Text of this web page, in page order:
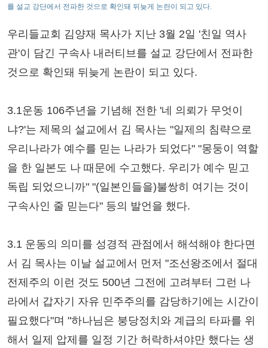
를 설교 강단에서 전파한 것으로 확인돼 뒤늦게 논란이 되고 있다.
우리들교회 김양재 목사가 지난 3월 2일 '친일 역사
관'이 담긴 구속사 내러티브를 설교 강단에서 전파한
것으로 확인돼 뒤늦게 논란이 되고 있다.
3.1운동 106주년을 기념해 전한 '네 의뢰가 무엇이
냐?'는 제목의 설교에서 김 목사는 "일제의 침략으로
우리나라가 예수를 믿는 나라가 되었다" "몽둥이 역할
을 한 일본도 나 때문에 수고했다. 우리가 예수 믿고
독립 되었으니까" "(일본인들을)불쌍히 여기는 것이
구속사인 줄 믿는다" 등의 발언을 했다.
3.1 운동의 의미를 성경적 관점에서 해석해야 한다면
서 김 목사는 이날 설교에서 먼저 "조선왕조에서 절대
전제주의 이런 것도 500년 그전에 고려부터 그런 나
라에서 갑자기 자유 민주주의를 감당하기에는 시간이
필요했다"며 "하나님은 붕당정치와 계급의 타파를 위
해서 일제 압제를 일정 기간 허락하셔야만 했다는 생